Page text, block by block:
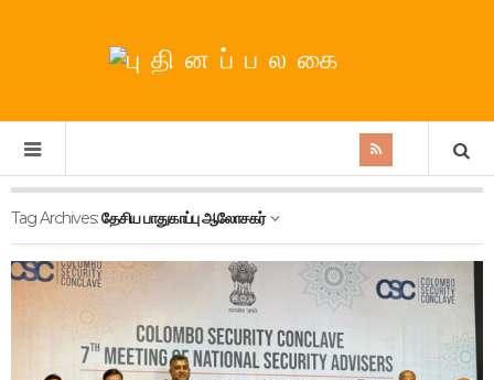
Tag Archives:தேசிய பாதுகாப்பு ஆலோசகர்